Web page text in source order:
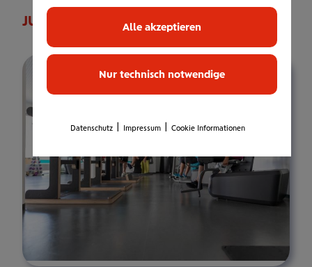
JUST MOVE by Nigi
Nur technisch notwendige
Alle akzeptieren
Datenschutz Impressum Cookie Informationen